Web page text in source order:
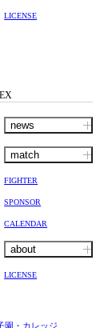
LICENSE
news
match
FIGHTER
SPONSOR
CALENDAR
about
LICENSE
園・カレッジ